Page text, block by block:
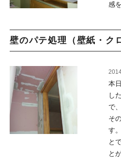
感
壁のパテ処理（壁紙・ク
本
し
で
そ
す
と
と